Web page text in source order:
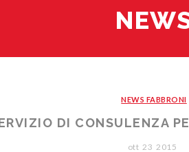
NEWS FABBRONI
DI CONSULENZA
ott 23 2015